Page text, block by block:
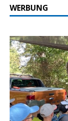
WERBUNG